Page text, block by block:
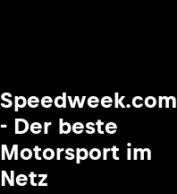
Speedweek.com
- Der beste
Motorsport im
Netz